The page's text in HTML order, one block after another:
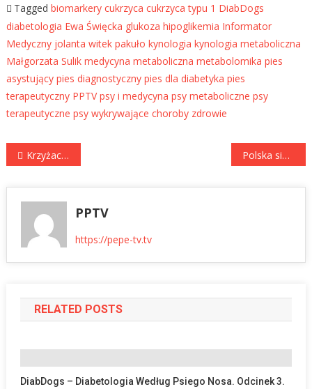
Tagged biomarkery cukrzyca cukrzyca typu 1 DiabDogs
diabetologia Ewa Święcka glukoza hipoglikemia Informator
Medyczny jolanta witek pakuło kynologia kynologia metaboliczna
Małgorzata Sulik medycyna metaboliczna metabolomika pies
asystujący pies diagnostyczny pies dla diabetyka pies
terapeutyczny PPTV psy i medycyna psy metaboliczne psy
terapeutyczne psy wykrywające choroby zdrowie
Nawigacja
Krzyżacy – Odcinek 35. Tom II, rozdział XXXV. Henryk Sienkiewicz. Codziennie z Klasyką PPTV Polska sięga po miliardy na obronność. SAFE ma wzmocnić krajowy przemysł i otworzyć drogę do eksportu
PPTV
https://pepe-tv.tv
RELATED POSTS
DiabDogs – Diabetologia Według Psiego Nosa. Odcinek 3.